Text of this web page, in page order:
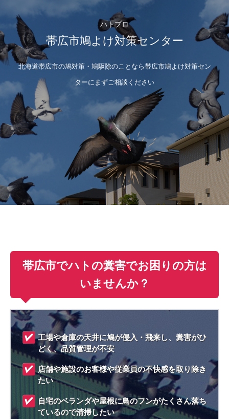
ハトプロ
帯広市鳩よけ対策センター
北海道帯広市の鳩対策・鳩駆除のことなら帯広市鳩よけ対策セン
ターにまずご相談ください
帯広市でハトの糞害でお困りの方は
いませんか？
工場や倉庫の天井に鳩が侵入・飛来し、糞害がひ
どく、品質管理が不安
店舗や施設のお客様や従業員の不快感を取り除き
たい
自宅のベランダや屋根に鳥のフンがたくさん落ち
ているので清掃したい